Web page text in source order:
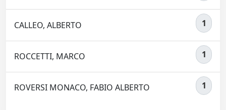
CALLEO, ALBERTO 1
ROCCETTI, MARCO 1
ROVERSI MONACO, FABIO ALBERTO 1